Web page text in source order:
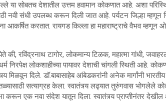
या सोबतच देशातील उत्तम हवामान कोकणात आहे. अशा
नवी संधी उपलब्ध करून दिली जात आहे. पर्यटन जिल्हा म्हणून
आकर्षित करतात. रायगड किल्ला हा महाराष्ट्राचे वैभव
येते की, रविंद्रनाथ टागोर, लोकमान्य टिळक, महात्मा गांधी,
लोकशाहीच्या पायावर देशाची चांगली स्थिती आहे.
मिळवून दिले. डॉ.बाबासाहेब आंबेडकरांनी अनेक मार्गांनी
सत्याग्रह केला. स्वातंत्र्य लढ्यात तुरुंगवास
करून एक नवा संदेश यातून दिला. स्वातंत्र्य प्राप्तीनंतर